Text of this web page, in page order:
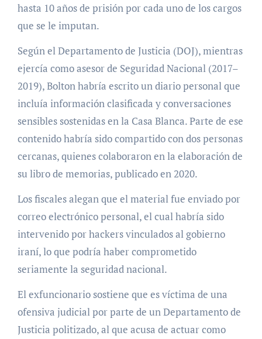
hasta 10 años de prisión por cada uno de los cargos
que se le imputan.
Según el Departamento de Justicia (DOJ), mientras
ejercía como asesor de Seguridad Nacional (2017–
2019), Bolton habría escrito un diario personal que
incluía información clasificada y conversaciones
sensibles sostenidas en la Casa Blanca. Parte de ese
contenido habría sido compartido con dos personas
cercanas, quienes colaboraron en la elaboración de
su libro de memorias, publicado en 2020.
Los fiscales alegan que el material fue enviado por
correo electrónico personal, el cual habría sido
intervenido por hackers vinculados al gobierno
iraní, lo que podría haber comprometido
seriamente la seguridad nacional.
El exfuncionario sostiene que es víctima de una
ofensiva judicial por parte de un Departamento de
Justicia politizado, al que acusa de actuar como